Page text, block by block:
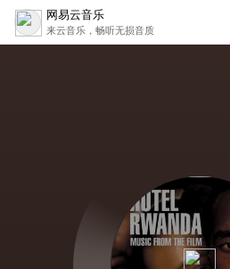
网易云音乐
来云音乐，畅听无损音质